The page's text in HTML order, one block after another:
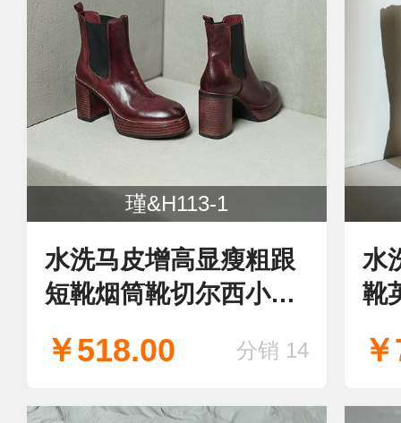
瑾&H113-1
水洗马皮增高显瘦粗跟
短靴烟筒靴切尔西小腿
￥518.00 分销 14
水
靴